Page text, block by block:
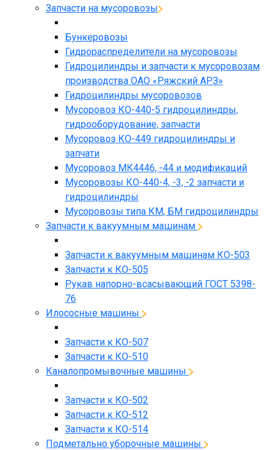
Запчасти на мусоровозы
Бункеровозы
Гидрораспределители на мусоровозы
Гидроцилиндры и запчасти к мусоровозам
производства ОАО «Ряжский АРЗ»
Гидроцилиндры мусоровозов
Мусоровоз КО-440-5 гидроцилиндры,
гидрооборудование, запчасти
Мусоровоз КО-449 гидроцилиндры и
запчати
Мусоровоз МК4446, -44 и модификаций
Мусоровозы КО-440-4, -3, -2 запчасти и
гидроцилиндры
Мусоровозы типа КМ, БМ гидроцилиндры
Запчасти к вакуумным машинам
Запчасти к вакуумным машинам КО-503
Запчасти к КО-505
Рукав напорно-всасывающий ГОСТ 5398-
76
Илососные машины
Запчасти к КО-507
Запчасти к КО-510
Каналопромывочные машины
Запчасти к КО-502
Запчасти к КО-512
Запчасти к КО-514
Подметально уборочные машины